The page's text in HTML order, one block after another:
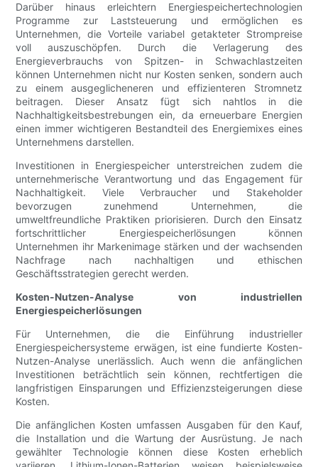
Darüber hinaus erleichtern Energiespeichertechnologien
Programme zur Laststeuerung und ermöglichen es
Unternehmen, die Vorteile variabel getakteter Strompreise
voll auszuschöpfen. Durch die Verlagerung des
Energieverbrauchs von Spitzen- in Schwachlastzeiten
können Unternehmen nicht nur Kosten senken, sondern auch
zu einem ausgeglicheneren und effizienteren Stromnetz
beitragen. Dieser Ansatz fügt sich nahtlos in die
Nachhaltigkeitsbestrebungen ein, da erneuerbare Energien
einen immer wichtigeren Bestandteil des Energiemixes eines
Unternehmens darstellen.
Investitionen in Energiespeicher unterstreichen zudem die
unternehmerische Verantwortung und das Engagement für
Nachhaltigkeit. Viele Verbraucher und Stakeholder
bevorzugen zunehmend Unternehmen, die
umweltfreundliche Praktiken priorisieren. Durch den Einsatz
fortschrittlicher Energiespeicherlösungen können
Unternehmen ihr Markenimage stärken und der wachsenden
Nachfrage nach nachhaltigen und ethischen
Geschäftsstrategien gerecht werden.
Kosten-Nutzen-Analyse von industriellen
Energiespeicherlösungen
Für Unternehmen, die die Einführung industrieller
Energiespeichersysteme erwägen, ist eine fundierte Kosten-
Nutzen-Analyse unerlässlich. Auch wenn die anfänglichen
Investitionen beträchtlich sein können, rechtfertigen die
langfristigen Einsparungen und Effizienzsteigerungen diese
Kosten.
Die anfänglichen Kosten umfassen Ausgaben für den Kauf,
die Installation und die Wartung der Ausrüstung. Je nach
gewählter Technologie können diese Kosten erheblich